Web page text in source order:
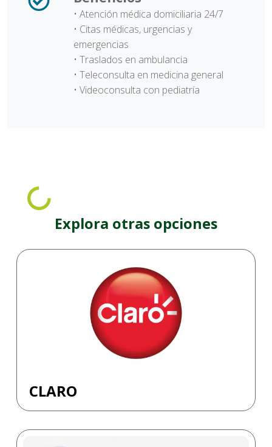
• Atención médica domiciliaria 24/7
• Citas médicas, urgencias y
emergencias
• Traslados en ambulancia
• Teleconsulta en medicina general
• Videoconsulta con pediatría
Explora otras opciones
CLARO